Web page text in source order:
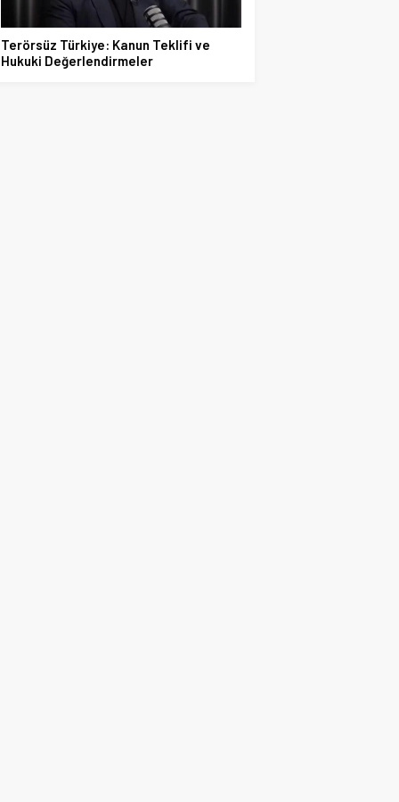
Terörsüz Türkiye: Kanun Teklifi ve
Hukuki Değerlendirmeler